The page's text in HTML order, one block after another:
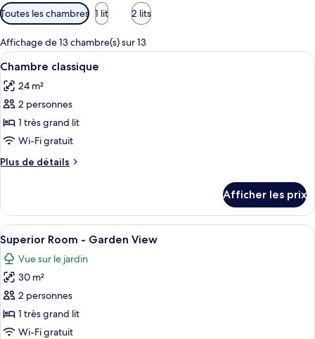
Filtres
disponibles
pour
les
chambres
Toutes les chambres 1 lit 2 lits
Affichage de 13 chambre(s) sur 13
Afficher
toutes
les
photos
pour
ce
type
de
Chambre
classique
Une chambre d’hôtel comprenant
4
Chambre classique
24 m²
2 personnes
1 très grand lit
Wi-Fi gratuit
Plus de détails
Plus
Chambre
classique
Afficher les prix
Afficher
toutes
les
photos
pour
ce
type
Une chambre à coucher avec un lit,
7
Superior Room - Garden View
Vue sur le jardin
30 m²
2 personnes
1 très grand lit
Wi-Fi gratuit